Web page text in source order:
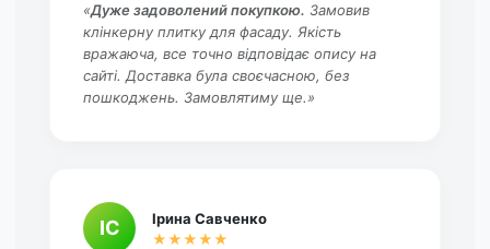
«Дуже задоволений покупкою. Замовив
клінкерну плитку для фасаду. Якість
вражаюча, все точно відповідає опису на
сайті. Доставка була своєчасною, без
пошкоджень. Замовлятиму ще.»
ІС
Ірина Савченко
★★★★★